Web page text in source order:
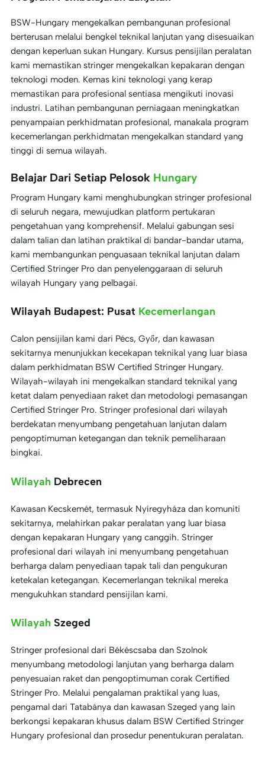
BSW-Hungary mengekalkan pembangunan profesional
berterusan melalui bengkel teknikal lanjutan yang disesuaikan
dengan keperluan sukan Hungary. Kursus pensijilan peralatan
kami memastikan stringer mengekalkan kepakaran dengan
teknologi moden. Kemas kini teknologi yang kerap
memastikan para profesional sentiasa mengikuti inovasi
industri. Latihan pembangunan perniagaan meningkatkan
penyampaian perkhidmatan profesional, manakala program
kecemerlangan perkhidmatan mengekalkan standard yang
tinggi di semua wilayah.
Belajar Dari Setiap Pelosok Hungary
Program Hungary kami menghubungkan stringer profesional
di seluruh negara, mewujudkan platform pertukaran
pengetahuan yang komprehensif. Melalui gabungan sesi
dalam talian dan latihan praktikal di bandar-bandar utama,
kami membangunkan penguasaan teknikal lanjutan dalam
Certified Stringer Pro dan penyelenggaraan di seluruh
wilayah Hungary yang pelbagai.
Wilayah Budapest: Pusat Kecemerlangan
Calon pensijilan kami dari Pécs, Győr, dan kawasan
sekitarnya menunjukkan kecekapan teknikal yang luar biasa
dalam perkhidmatan BSW Certified Stringer Hungary.
Wilayah-wilayah ini mengekalkan standard teknikal yang
ketat dalam penyediaan raket dan metodologi pemasangan
Certified Stringer Pro. Stringer profesional dari wilayah
berdekatan menyumbang pengetahuan lanjutan dalam
pengoptimuman ketegangan dan teknik pemeliharaan
bingkai.
Wilayah Debrecen
Kawasan Kecskemét, termasuk Nyíregyháza dan komuniti
sekitarnya, melahirkan pakar peralatan yang luar biasa
dengan kepakaran Hungary yang canggih. Stringer
profesional dari wilayah ini menyumbang pengetahuan
berharga dalam penyediaan tapak tali dan pengukuran
ketekalan ketegangan. Kecemerlangan teknikal mereka
mengukuhkan standard pensijilan kami.
Wilayah Szeged
Stringer profesional dari Békéscsaba dan Szolnok
menyumbang metodologi lanjutan yang berharga dalam
penyesuaian raket dan pengoptimuman corak Certified
Stringer Pro. Melalui pengalaman praktikal yang luas,
pengamal dari Tatabánya dan kawasan Szeged yang lain
berkongsi kepakaran khusus dalam BSW Certified Stringer
Hungary profesional dan prosedur penentukuran peralatan.